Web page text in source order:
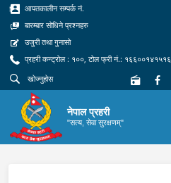
आपतकालीन सम्पर्क नं.
बारम्बार सोधिने प्रश्नहरु
उजुरी तथा गुनासो
प्रहरी कन्ट्रोल : १००, टोल फ्री नं.: १६६००१४१५१६
नेपाल प्रहरी
"सत्य, सेवा सुरक्षणम्"